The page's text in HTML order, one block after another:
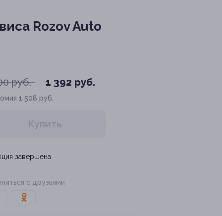
Rozov Auto
руб. 1 392 руб.
1 508 руб.
Купить
завершена
с друзьями